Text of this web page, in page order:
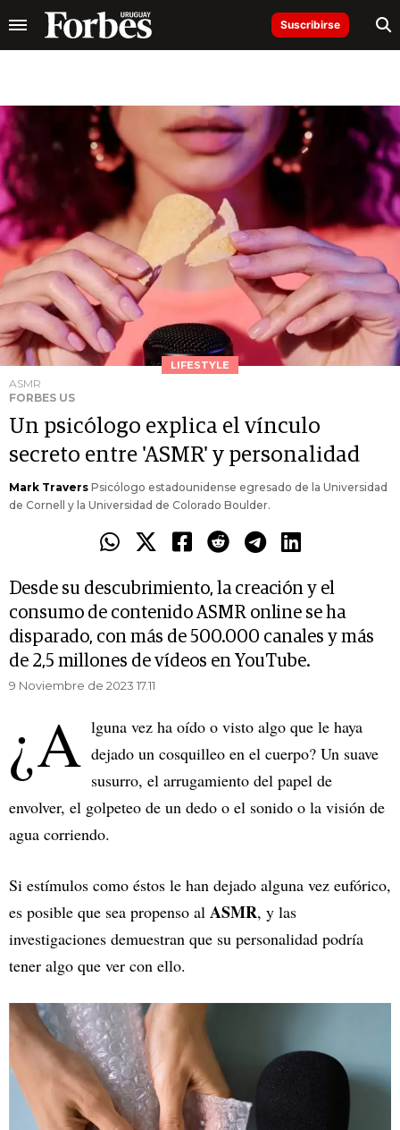
Suscribirse
LIFESTYLE
ASMR
FORBES US
Un psicólogo explica el vínculo
secreto entre 'ASMR' y personalidad
Mark Travers Psicólogo estadounidense egresado de la Universidad
de Cornell y la Universidad de Colorado Boulder.
Desde su descubrimiento, la creación y el
consumo de contenido ASMR online se ha
disparado, con más de 500.000 canales y más
de 2,5 millones de vídeos en YouTube.
9 Noviembre de 2023 17.11
¿A lguna vez ha oído o visto algo que le haya
dejado un cosquilleo en el cuerpo? Un suave
susurro, el arrugamiento del papel de
envolver, el golpeteo de un dedo o el sonido o la visión de
agua corriendo.
Si estímulos como éstos le han dejado alguna vez eufórico,
es posible que sea propenso al ASMR, y las
investigaciones demuestran que su personalidad podría
tener algo que ver con ello.